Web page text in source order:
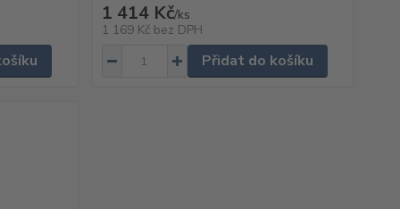
1 414 Kč/ks
1 169 Kč bez DPH
Přidat do košíku